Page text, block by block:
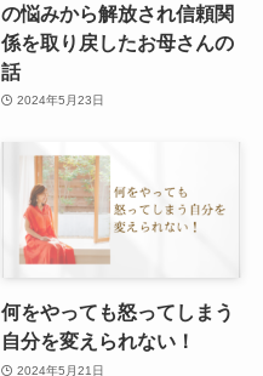
の悩みから解放され信頼関
係を取り戻したお母さんの
話
2024年5月23日
何をやっても怒ってしまう
自分を変えられない！
2024年5月21日